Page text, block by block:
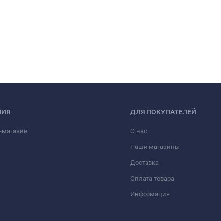
магазин
ДЛЯ ПОКУПАТЕЛЕЙ
О нас
Наши магазины
Доставка
Оплата товара
Информация